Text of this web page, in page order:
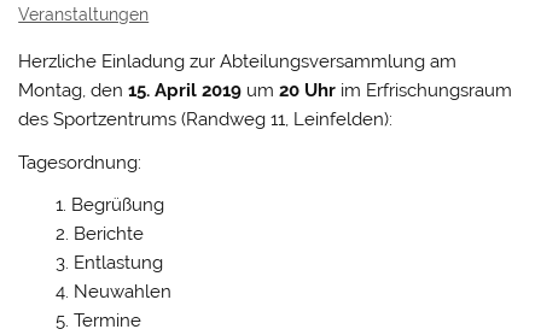
Veranstaltungen
Herzliche Einladung zur Abteilungsversammlung am
Montag, den15. April 2019 um20 Uhr im Erfrischungsraum
des Sportzentrums (Randweg 11, Leinfelden):
Tagesordnung:
Begrüßung
Berichte
Entlastung
Neuwahlen
Termine